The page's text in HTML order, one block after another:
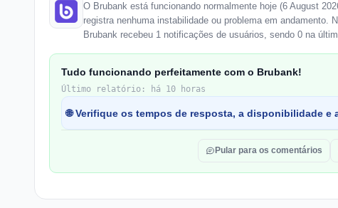
O Brubank está funcionando normalmente hoje (6 August
registra nenhuma instabilidade ou problema em andamento.
Brubank recebeu 1 notificações de usuários, sendo 0 na
Tudo funcionando perfeitamente com o Brubank!
Último relatório: há 10 horas
🌐 Verifique os tempos de resposta, a disponibilidade e
Pular para os comentários